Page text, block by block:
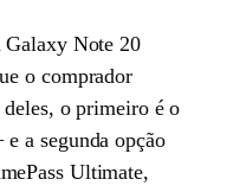
Galaxy Note 20
o comprador
o primeiro é o
a segunda opção
Ultimate,